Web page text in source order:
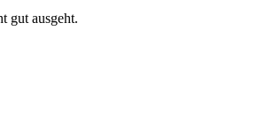
gut ausgeht.